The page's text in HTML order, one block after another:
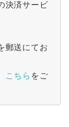
決済サービ
郵送にてお
こちら をご